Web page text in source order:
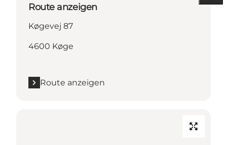
Route anzeigen
Køgevej 87
4600 Køge
Route anzeigen